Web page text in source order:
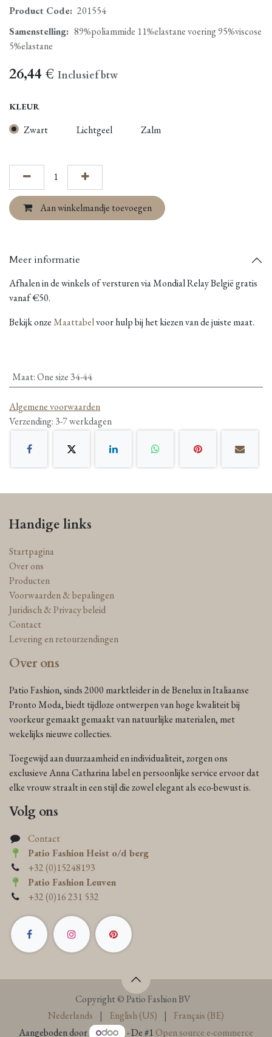
Product Code: 201554
Samenstelling: 89%poliammide 11%elastane voering 95%viscose
5%elastane
26,44 € Inclusief btw
KLEUR
Zwart Lichtgeel Zalm
Aan winkelmandje toevoegen
Meer informatie
Afhalen in de winkels of versturen via Mondial Relay België gratis
vanaf €50.
Bekijk onzeMaattabelvoor hulp bij het kiezen van de juiste maat.
Maat:One size 34-44
Algemene voorwaarden
Verzending: 3-7 werkdagen
Handige links
Startpagina
Over ons
Producten
Voorwaarden & bepalingen
Juridisch & Privacy beleid
Contact
Levering en retourzendingen
Over ons
Patio Fashion, sinds 2000 marktleider in de Benelux in Italiaanse
Pronto Moda, biedt tijdloze ontwerpen van hoge kwaliteit bij
voorkeur gemaakt gemaakt van natuurlijke materialen, met
wekelijks nieuwe collecties.
Toegewijd aan duurzaamheid en individualiteit, zorgen ons
exclusieve Anna Catharina label en persoonlijke service ervoor dat
elke vrouw straalt in een stijl die zowel elegant als eco-bewust is.
Volg ons
Contact
Patio Fashion Heist o/d berg
+32 (0)15248193
Patio Fashion Leuven
+32 (0)16 231 532
Copyright © Patio Fashion BV
Nederlands
| English (US) |
Français (BE)
Aangeboden door
- De #1 Open source e-commerce